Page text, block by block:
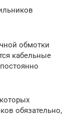
обмотки
кабельные
обязательно,